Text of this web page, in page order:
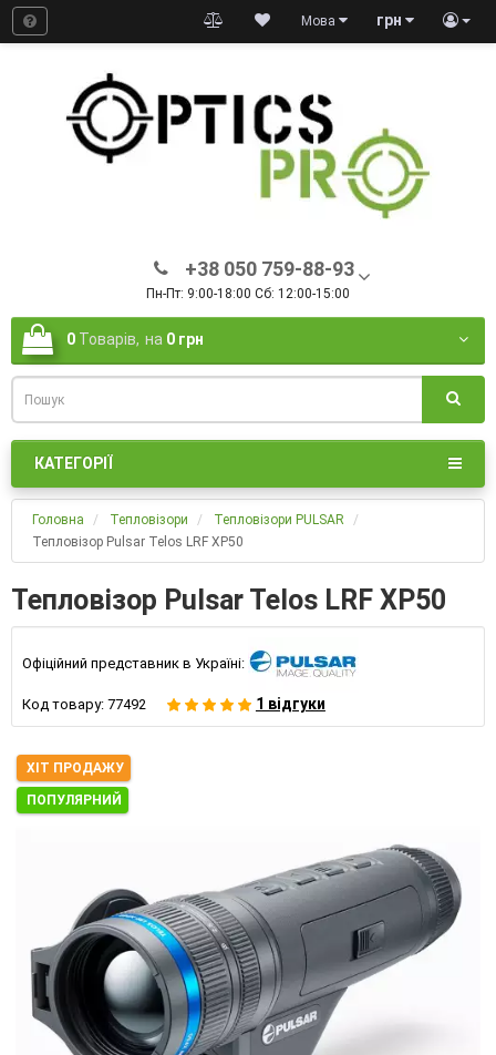
грн
Мова
+38 050 759-88-93
Пн-Пт: 9:00-18:00 Сб: 12:00-15:00
0 Товарів, на 0 грн
КАТЕГОРІЇ
Головна Тепловізори
Тепловізори PULSAR
Тепловізор Pulsar Telos LRF XP50
Тепловізор Pulsar Telos LRF XP50
Офіційний представник в Україні:
Код товару: 77492 1 відгуки
ХІТ ПРОДАЖУ
ПОПУЛЯРНИЙ